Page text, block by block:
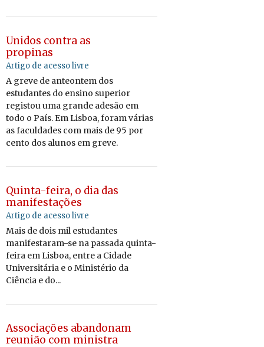
Unidos contra as
propinas
Artigo de acesso livre
A greve de anteontem dos
estudantes do ensino superior
registou uma grande adesão em
todo o País. Em Lisboa, foram várias
as faculdades com mais de 95 por
cento dos alunos em greve.
Quinta-feira, o dia das
manifestações
Artigo de acesso livre
Mais de dois mil estudantes
manifestaram-se na passada quinta-
feira em Lisboa, entre a Cidade
Universitária e o Ministério da
Ciência e do...
Associações abandonam
reunião com ministra